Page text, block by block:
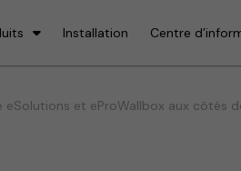
Installation Centre
eSolutions et eProWallbox aux côtés